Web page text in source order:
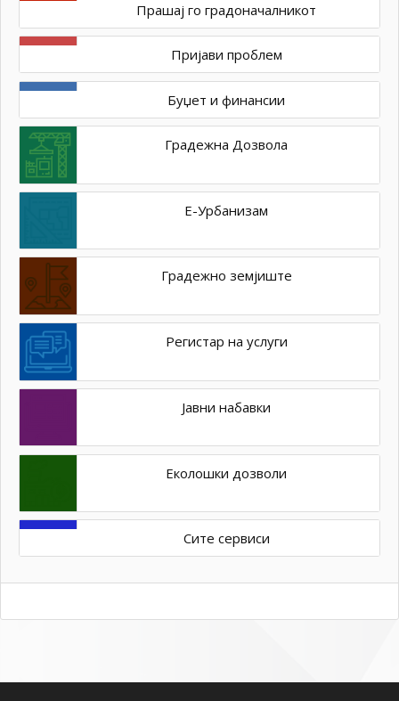
Прашај го градоначалникот
Пријави проблем
Буџет и финансии
Градежна Дозвола
Е-Урбанизам
Градежно земјиште
Регистар на услуги
Јавни набавки
Еколошки дозволи
Сите сервиси